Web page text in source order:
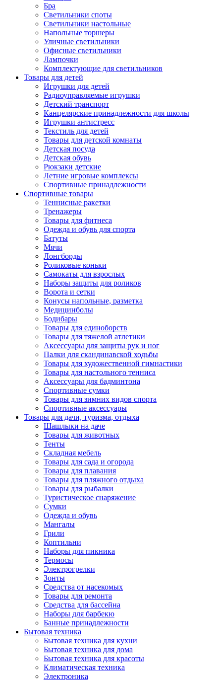
Бра
Светильники споты
Светильники настольные
Напольные торшеры
Уличные светильники
Офисные светильники
Лампочки
Комплектующие для светильников
Товары для детей
Игрушки для детей
Радиоуправляемые игрушки
Детский транспорт
Канцелярские принадлежности для школы
Игрушки антистресс
Текстиль для детей
Товары для детской комнаты
Детская посуда
Детская обувь
Рюкзаки детские
Летние игровые комплексы
Спортивные принадлежности
Спортивные товары
Теннисные ракетки
Тренажеры
Товары для фитнеса
Одежда и обувь для спорта
Батуты
Мячи
Лонгборды
Роликовые коньки
Самокаты для взрослых
Наборы защиты для роликов
Ворота и сетки
Конусы напольные, разметка
Медицинболы
Бодибары
Товары для единоборств
Товары для тяжелой атлетики
Аксессуары для защиты рук и ног
Палки для скандинавской ходьбы
Товары для художественной гимнастики
Товары для настольного тенниса
Аксессуары для бадминтона
Спортивные сумки
Товары для зимних видов спорта
Спортивные аксессуары
Товары для дачи, туризма, отдыха
Шашлыки на даче
Товары для животных
Тенты
Складная мебель
Товары для сада и огорода
Товары для плавания
Товары для пляжного отдыха
Товары для рыбалки
Туристическое снаряжение
Сумки
Одежда и обувь
Мангалы
Грили
Коптильни
Наборы для пикника
Термосы
Электрогрелки
Зонты
Средства от насекомых
Товары для ремонта
Средства для бассейна
Наборы для барбекю
Банные принадлежности
Бытовая техника
Бытовая техника для кухни
Бытовая техника для дома
Бытовая техника для красоты
Климатическая техника
Электроника